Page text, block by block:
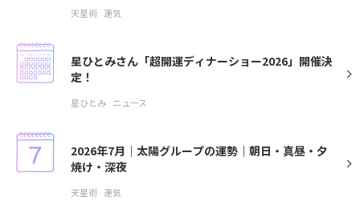
天星術 運気
星ひとみさん「超開運ディナーショー2026」開催決
定！
星ひとみ ニュース
2026年7月｜太陽グループの運勢｜朝日・真昼・夕
焼け・深夜
天星術 運気